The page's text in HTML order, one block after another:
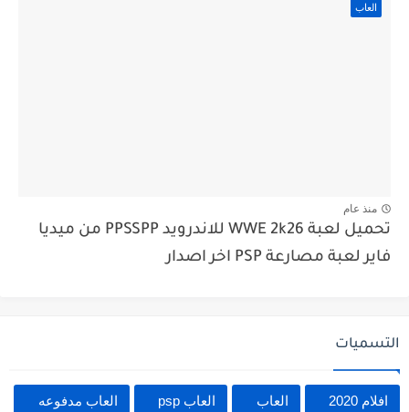
العاب
منذ عام
تحميل لعبة WWE 2k26 للاندرويد PPSSPP من ميديا
فاير لعبة مصارعة PSP اخر اصدار
التسميات
افلام 2020 العاب العاب psp العاب مدفوعه